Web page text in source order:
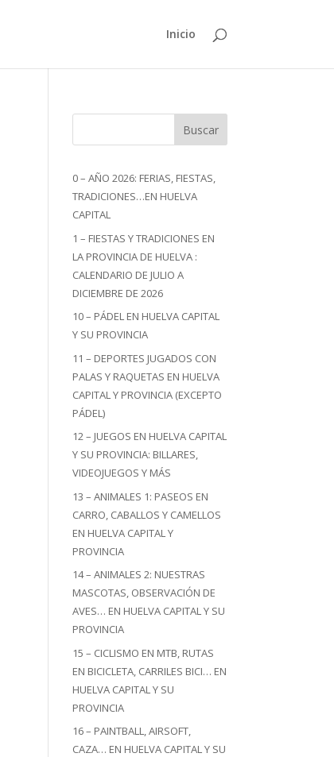
Inicio
Buscar
0 – AÑO 2026: FERIAS, FIESTAS,
TRADICIONES…EN HUELVA
CAPITAL
1 – FIESTAS Y TRADICIONES EN
LA PROVINCIA DE HUELVA :
CALENDARIO DE JULIO A
DICIEMBRE DE 2026
10 – PÁDEL EN HUELVA CAPITAL
Y SU PROVINCIA
11 – DEPORTES JUGADOS CON
PALAS Y RAQUETAS EN HUELVA
CAPITAL Y PROVINCIA (EXCEPTO
PÁDEL)
12 – JUEGOS EN HUELVA CAPITAL
Y SU PROVINCIA: BILLARES,
VIDEOJUEGOS Y MÁS
13 – ANIMALES 1: PASEOS EN
CARRO, CABALLOS Y CAMELLOS
EN HUELVA CAPITAL Y
PROVINCIA
14 – ANIMALES 2: NUESTRAS
MASCOTAS, OBSERVACIÓN DE
AVES… EN HUELVA CAPITAL Y SU
PROVINCIA
15 – CICLISMO EN MTB, RUTAS
EN BICICLETA, CARRILES BICI… EN
HUELVA CAPITAL Y SU
PROVINCIA
16 – PAINTBALL, AIRSOFT,
CAZA… EN HUELVA CAPITAL Y SU